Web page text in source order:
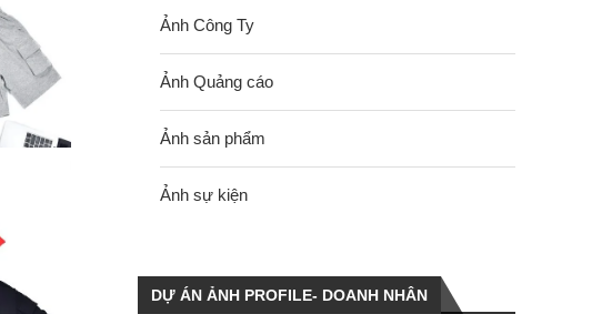
Ảnh Công Ty
Ảnh Quảng cáo
Ảnh sản phẩm
Ảnh sự kiện
DỰ ÁN ẢNH PROFILE- DOANH NHÂN